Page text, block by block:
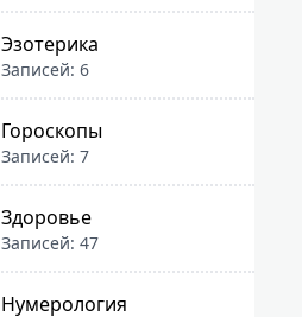
Эзотерика
Записей: 6
Гороскопы
Записей: 7
Здоровье
Записей: 47
Нумерология